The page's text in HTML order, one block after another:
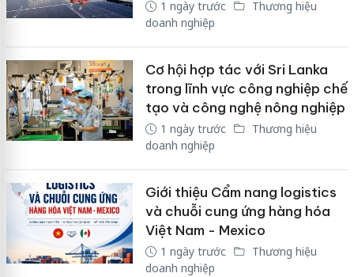
1 ngày trước
Thương hiệu
doanh nghiệp
Cơ hội hợp tác với Sri Lanka
trong lĩnh vực công nghiệp chế
tạo và công nghệ nông nghiệp
1 ngày trước
Thương hiệu
doanh nghiệp
Giới thiệu Cẩm nang logistics
và chuỗi cung ứng hàng hóa
Việt Nam - Mexico
1 ngày trước
Thương hiệu
doanh nghiệp